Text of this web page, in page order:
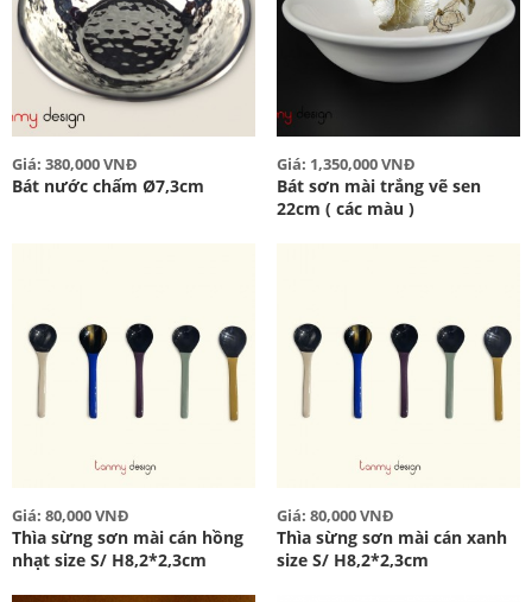
Giá: 380,000 VNĐ
Bát nước chấm Ø7,3cm
Giá: 1,350,000 VNĐ
Bát sơn mài trắng vẽ sen
22cm ( các màu )
Giá: 80,000 VNĐ
Thìa sừng sơn mài cán hồng
nhạt size S/ H8,2*2,3cm
Giá: 80,000 VNĐ
Thìa sừng sơn mài cán xanh
size S/ H8,2*2,3cm